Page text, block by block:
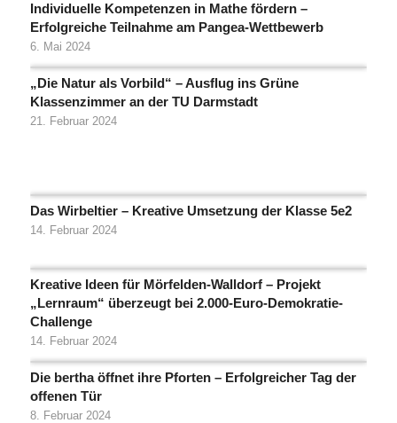
Individuelle Kompetenzen in Mathe fördern –
Erfolgreiche Teilnahme am Pangea-Wettbewerb
6. Mai 2024
„Die Natur als Vorbild“ – Ausflug ins Grüne
Klassenzimmer an der TU Darmstadt
21. Februar 2024
Das Wirbeltier – Kreative Umsetzung der Klasse 5e2
14. Februar 2024
Kreative Ideen für Mörfelden-Walldorf – Projekt
„Lernraum“ überzeugt bei 2.000-Euro-Demokratie-
Challenge
14. Februar 2024
Die bertha öffnet ihre Pforten – Erfolgreicher Tag der
offenen Tür
8. Februar 2024